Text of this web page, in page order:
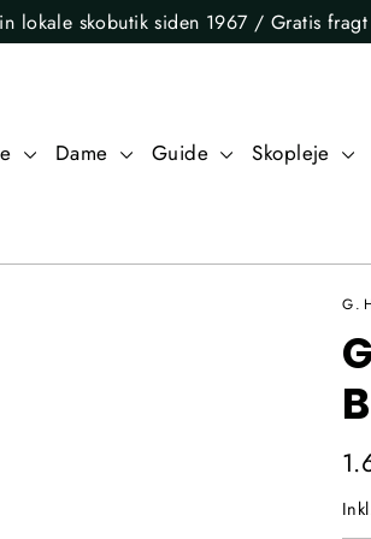
lokale skobutik siden 1967 / Gratis
Dame Guide Skopleje